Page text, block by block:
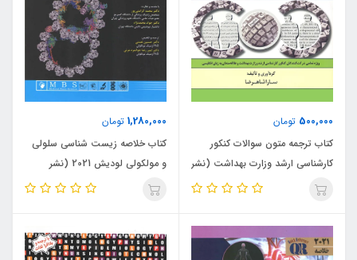
500,000 تومان
کتاب ترجمه متون سوالات کنکور
کارشناسی ارشد وزارت بهداشت (نشر
گروه تالیفی دکتر خلیلی)
1,280,000 تومان
کتاب خلاصه زیست شناسی سلولی
و مولکولی لودیش 2021 (نشر
اندیشه رفیع)